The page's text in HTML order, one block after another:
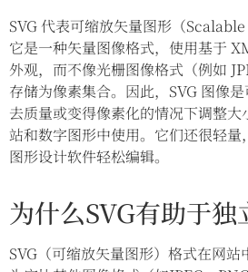
SVG 代表可缩放矢量图形（
它是一种矢量图像格式，使用基于
外观，而不像光栅图像格式（例如
存储为像素集合。因此，SVG 图像
去质量或变得像素化的情况下调整
站和数字图形中使用。它们还很轻量
图形设计软件轻松编辑。
为什么SVG有助于独
SVG（可缩放矢量图形）格式在网